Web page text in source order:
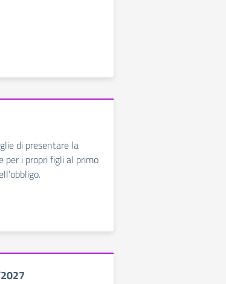
di presentare la
per i propri figli al primo